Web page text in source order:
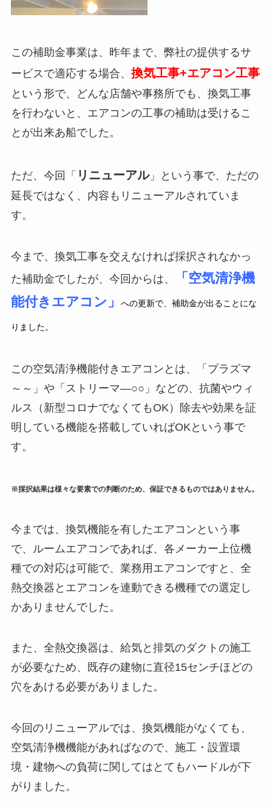
この補助金事業は、昨年まで、弊社の提供するサ
ービスで適応する場合、 換気工事+エアコン工事
という形で、どんな店舗や事務所でも、換気工事
を行わないと、エアコンの工事の補助は受けるこ
とが出来あ船でした。
ただ、今回「 リニューアル」という事で、ただの
延長ではなく、内容もリニューアルされていま
す。
今まで、換気工事を交えなければ採択されなかっ
た補助金でしたが、今回からは、
「空気清浄機
能付きエアコン」
への更新で、補助金が出ることにな
りました。
この空気清浄機能付きエアコンとは、「プラズマ
～～」や「ストリーマ―○○」などの、抗菌やウィ
ルス（新型コロナでなくてもOK）除去や効果を証
明している機能を搭載していればOKという事で
す。
※採択結果は様々な要素での判断のため、保証できるものではありません。
今までは、換気機能を有したエアコンという事
で、ルームエアコンであれば、各メーカー上位機
種での対応は可能で、業務用エアコンですと、全
熱交換器とエアコンを連動できる機種での選定し
かありませんでした。
また、全熱交換器は、給気と排気のダクトの施工
が必要なため、既存の建物に直径15センチほどの
穴をあける必要がありました。
今回のリニューアルでは、換気機能がなくても、
空気清浄機機能があればなので、施工・設置環
境・建物への負荷に関してはとてもハードルが下
がりました。